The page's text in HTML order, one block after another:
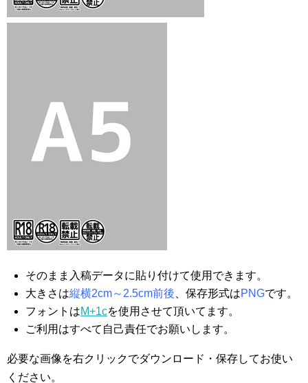
そのまま入稿データに貼り付けて使用できます。
大きさは縦横2cm～2.5cm前後、保存形式はPNGです。
フォントはM+1cを使用させて頂いてます。
ご利用はすべて自己責任でお願いします。
必要な画像を右クリックでダウンロード・保存してお使い
ください。